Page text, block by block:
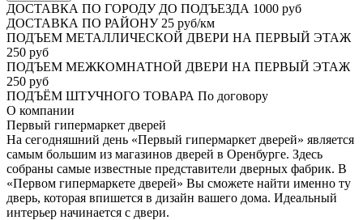
ДОСТАВКА ПО ГОРОДУ ДО ПОДЪЕЗДА 1000 руб
ДОСТАВКА ПО РАЙОНУ25 руб/км
ПОДЪЕМ МЕТАЛЛИЧЕСКОЙ ДВЕРИ НА ПЕРВЫЙ ЭТАЖ
250 руб
ПОДЪЕМ МЕЖКОМНАТНОЙ ДВЕРИ НА ПЕРВЫЙ ЭТАЖ
250 руб
ПОДЪЁМ ШТУЧНОГО ТОВАРА По договору
О компании
Первый гипермаркет дверей
На сегодняшний день «Первый гипермаркет дверей» является
самым большим из магазинов дверей в Оренбурге. Здесь
собраны самые известные представители дверных фабрик. В
«Первом гипермаркете дверей» Вы сможете найти именно ту
дверь, которая впишется в дизайн вашего дома. Идеальный
интерьер начинается с двери.